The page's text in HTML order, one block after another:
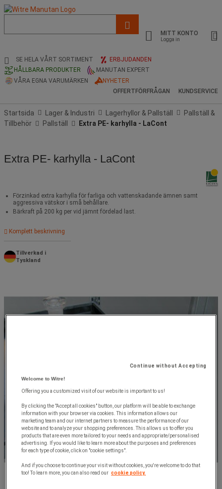
och
sökhistorik
MITT KONTO
Logga in
SE HELA VÅRT SORTIMENT
ERBJUDANDEN
HÅLLBARA PRODUKTER
MANUTAN EXPERT
VÅRA EGNA VARUMÄRKEN
NYHETER
OFFERTFÖRFRÅGAN
KUNDSERVICE
Startsida Lager & Industri Lagerhyllor & Pallställ
Pallställ &
Tillbehör
Pallställ Extra PE- karhylla - LaCont
Extra PE- karhylla - LaCont
Förzinkad extra karhylla för farliga och vattenskadande ämnen samt
aggressiva vätskor i små behållare.
Bärkraft på 200 kg per vid jämnt fördelad last.
Komplett beskrivning
Tillverkad i
Tyskland
Continue without Accepting
Welcome to Witre!
Offering you a customized visit of our website is important to us!
By clicking the "Accept all cookies" button, our platform will be able to exchange
information with your browser via cookies. This information allows our
marketing team and our internet partners to measure the performance of our
website and to analyze your shopping preferences. This allows us to offer you
products that are even more tailored to your needs and appropriate/personalised
advertising. If you would like to learn more about the purposes and preferences
for each type of cookie, click on "cookie settings".
And if you choose to continue your visit without cookies, you're welcome to do that
too! To learn more, you can also read our cookie policy.